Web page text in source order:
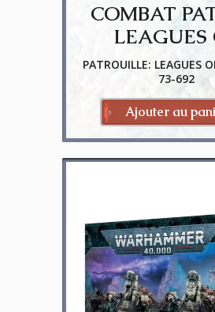
COMBAT
LEAGUES
PATROUILLE: LEAGUES
73-692
Ajouter au